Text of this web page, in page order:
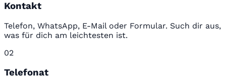
Kontakt
Telefon, WhatsApp, E-Mail oder Formular. Such dir aus,
was für dich am leichtesten ist.
02
Telefonat